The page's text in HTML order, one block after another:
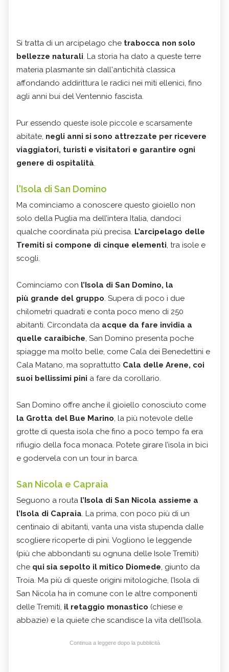
Si tratta di un arcipelago che trabocca non solo
bellezze naturali. La storia ha dato a queste terre
materia plasmante sin dall'antichità classica
affondando addirittura le radici nei miti ellenici, fino
agli anni bui del Ventennio fascista.
Pur essendo queste isole piccole e scarsamente
abitate, negli anni si sono attrezzate per ricevere
viaggiatori, turisti e visitatori e garantire ogni
genere di ospitalità.
l'Isola di San Domino
Ma cominciamo a conoscere questo gioiello non
solo della Puglia ma dell’intera Italia, dandoci
qualche coordinata più precisa. L’arcipelago delle
Tremiti si compone di cinque elementi, tra isole e
scogli.
Cominciamo con l’Isola di San Domino, la
più grande del gruppo. Supera di poco i due
chilometri quadrati e conta poco meno di 250
abitanti. Circondata da acque da fare invidia a
quelle caraibiche, San Domino presenta poche
spiagge ma molto belle, come Cala dei Benedettini e
Cala Matano, ma soprattutto Cala delle Arene, coi
suoi bellissimi pini a fare da corollario.
San Domino offre anche il gioiello conosciuto come
la Grotta del Bue Marino, la più notevole delle
grotte di questa isola che fino a poco tempo fa era
rifiugio della foca monaca. Potete girare l’isola in bici
e godervela con un tour in barca.
San Nicola e Capraia
Seguono a routa l’Isola di San Nicola assieme a
l’Isola di Capraia. La prima, con poco più di un
centinaio di abitanti, vanta una vista stupenda dalle
scogliere ricoperte di pini. Vogliono le leggende
(più che abbondanti su ognuna delle Isole Tremiti)
che qui sia sepolto il mitico Diomede, giunto da
Troia. Ma più di queste origini mitologiche, l’Isola di
San Nicola ha in comune con le altre componenti
delle Tremiti, il retaggio monastico (chiese e
abbazie) e la quiete che scandisce la vita dell’Isola.
Continua a leggere dopo la pubblicità